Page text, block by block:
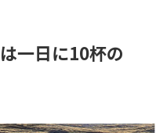
一日に10杯の